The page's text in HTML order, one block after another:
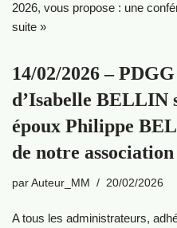
2026, vous propose :‍ une
suite »
14/02/2026 –
d’Isabelle BELLIN
époux Philippe
de notre association
par Auteur_MM 20/02/2026
A tous les administrateurs,